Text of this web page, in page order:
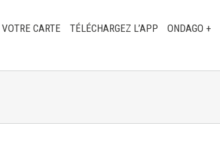
CARTE TÉLÉCHARGEZ L’APP ONDAGO +